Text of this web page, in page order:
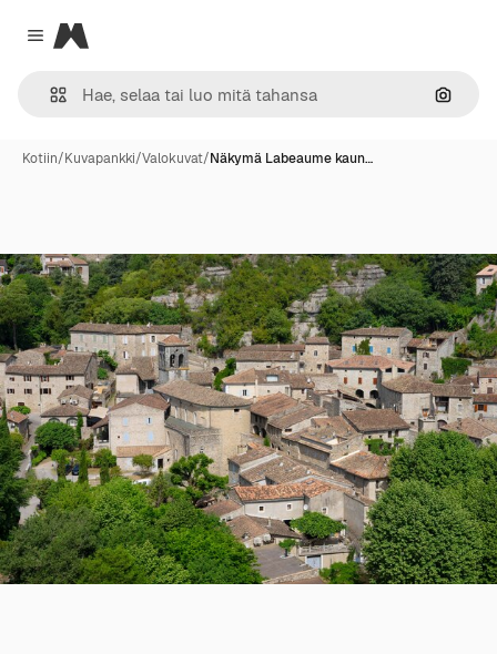
Close menu
Magnific
Hae
Kotiin/Kuvapankki/Valokuvat/Näkymä Labeaume kaun…